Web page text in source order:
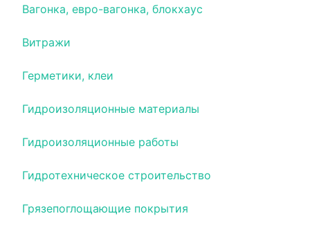
Вагонка, евро-вагонка, блокхаус
Витражи
Герметики, клеи
Гидроизоляционные материалы
Гидроизоляционные работы
Гидротехническое строительство
Грязепоглощающие покрытия